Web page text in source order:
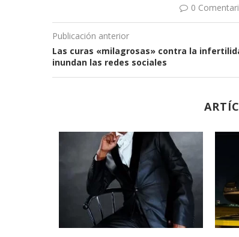
0
Publicación anterior
Las curas «milagrosas» contra la
inundan las redes sociales